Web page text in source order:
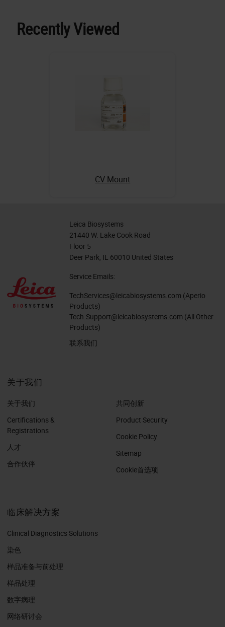
Recently Viewed
CV Mount
Leica Biosystems
21440 W. Lake Cook Road
Floor 5
Deer Park, IL 60010 United States
Service Emails:
TechServices@leicabiosystems.com (Aperio
Products)
Tech.Support@leicabiosystems.com (All Other
Products)
联系我们
关于我们
关于我们
Certifications &
Registrations
人才
合作伙伴
共同创新
Product Security
Cookie Policy
Sitemap
Cookie首选项
临床解决方案
Clinical Diagnostics Solutions
染色
样品准备与前处理
样品处理
数字病理
网络研讨会